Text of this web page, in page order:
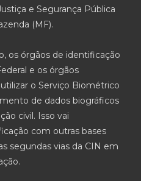
e Segurança Pública
(MF).
os órgãos de identificação
e os órgãos
o Serviço Biométrico
de dados biográficos
civil. Isso vai
com outras bases
segundas vias da CIN em